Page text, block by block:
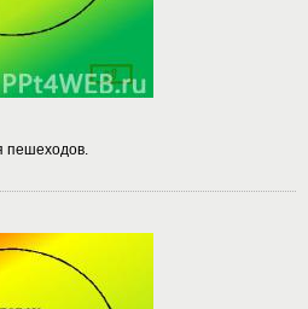
пешеходов.